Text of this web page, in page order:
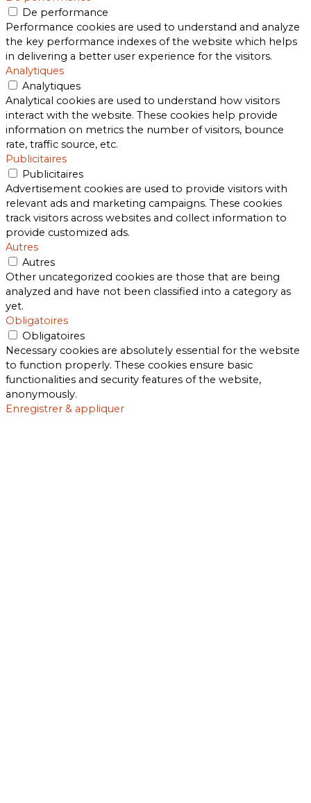
De performance
Performance cookies are used to understand and analyze
the key performance indexes of the website which helps
in delivering a better user experience for the visitors.
Analytiques
Analytiques
Analytical cookies are used to understand how visitors
interact with the website. These cookies help provide
information on metrics the number of visitors, bounce
rate, traffic source, etc.
Publicitaires
Publicitaires
Advertisement cookies are used to provide visitors with
relevant ads and marketing campaigns. These cookies
track visitors across websites and collect information to
provide customized ads.
Autres
Autres
Other uncategorized cookies are those that are being
analyzed and have not been classified into a category as
yet.
Obligatoires
Obligatoires
Necessary cookies are absolutely essential for the website
to function properly. These cookies ensure basic
functionalities and security features of the website,
anonymously.
Enregistrer & appliquer